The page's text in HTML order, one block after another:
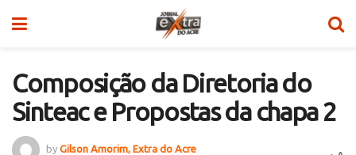
Composição da Diretoria do
Sinteac e Propostas da chapa 2
by Gilson Amorim, Extra do Acre